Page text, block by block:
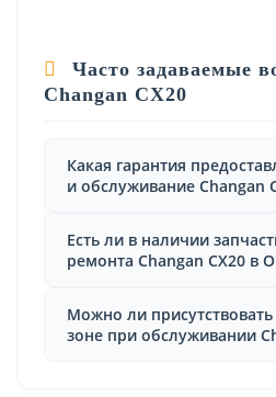
Часто задаваемые
Changan CX20
Какая гарантия
и обслуживание Changan
Есть ли в наличии
ремонта Changan CX20 в
Можно ли
зоне при обслуживании